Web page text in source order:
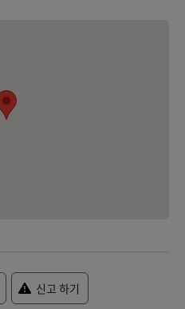
신고 하기